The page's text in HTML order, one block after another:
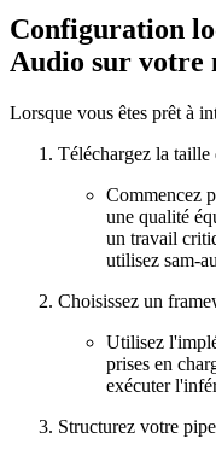
Configuration
Audio sur votre
Lorsque vous êtes prêt à
Téléchargez la taille
Commencez
une qualité
un travail
utilisez sam-
Choisissez un
Utilisez
prises en
exécuter
Structurez votre